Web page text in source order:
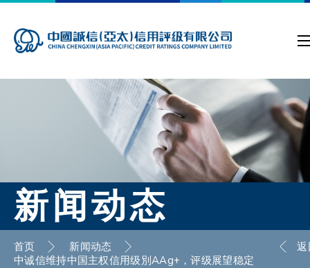
新闻动态
首页
新闻动态
中诚信维持中国主权信用级別AAg+，评级展望稳定